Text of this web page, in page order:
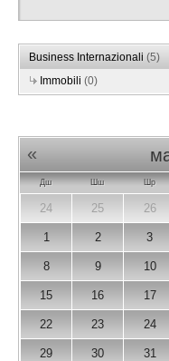
Business Internazionali (5)
Immobili (0)
«
Дш Шш Шр
24 25 26
1 2 3
8 9 10
15 16 17
22 23 24
29 30 31